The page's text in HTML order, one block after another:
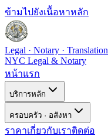
ข้ามไปยังเนื้อหาหลัก
Legal · Notary · Translation
NYC Legal & Notary
หน้าแรก
บริการหลัก
ครอบครัว · อสังหา
ราคาเกี่ยวกับเราติดต่อ